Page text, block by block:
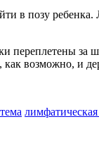
в позу ребенка.
переплетены за
как возможно, и
лимфатическая